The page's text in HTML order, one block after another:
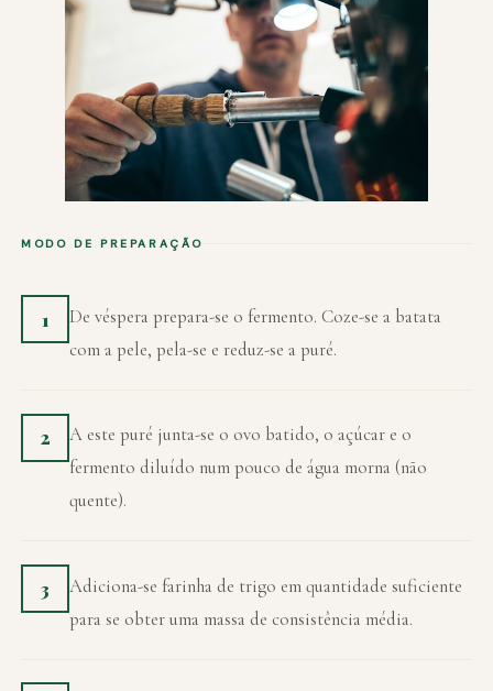
MODO DE PREPARAÇÃO
1
De véspera prepara-se o fermento. Coze-se a batata
com a pele, pela-se e reduz-se a puré.
2
A este puré junta-se o ovo batido, o açúcar e o
fermento diluído num pouco de água morna (não
quente).
3
Adiciona-se farinha de trigo em quantidade suficiente
para se obter uma massa de consistência média.